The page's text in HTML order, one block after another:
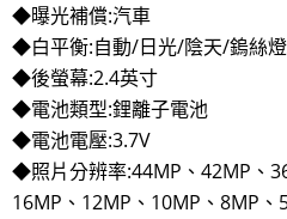
◆曝光補償:汽車
◆白平衡:自動/日光/陰天/鎢絲
◆後螢幕:2.4英寸
◆電池類型:鋰離子電池
◆電池電壓:3.7V
◆照片分辨率:44MP、42MP、
16MP、12MP、10MP、8MP、